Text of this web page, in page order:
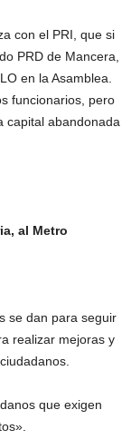
con el PRI, que si
PRD de Mancera,
en la Asamblea.
funcionarios, pero
capital abandonada
al Metro
se dan para seguir
realizar mejoras y
que exigen